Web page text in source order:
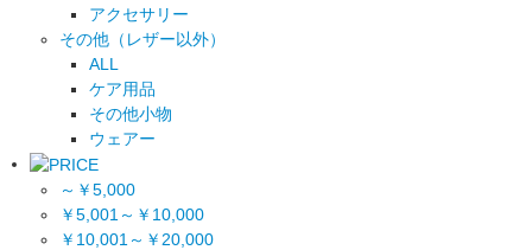
アクセサリー
その他（レザー以外）
ALL
ケア用品
その他小物
ウェアー
～￥5,000
￥5,001～￥10,000
￥10,001～￥20,000